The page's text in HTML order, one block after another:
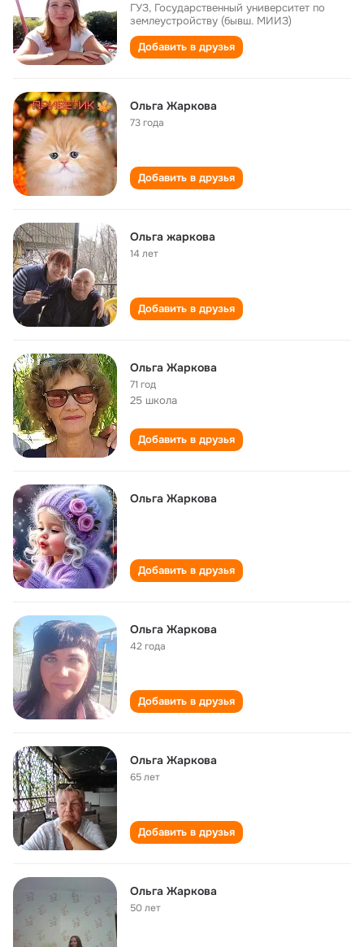
ГУЗ, Государственный университет по
землеустройству (бывш. МИИЗ)
Добавить в друзья
Ольга Жаркова
73 года
Добавить в друзья
Ольга жаркова
14 лет
Добавить в друзья
Ольга Жаркова
71 год
25 школа
Добавить в друзья
Ольга Жаркова
Добавить в друзья
Ольга Жаркова
42 года
Добавить в друзья
Ольга Жаркова
65 лет
Добавить в друзья
Ольга Жаркова
50 лет